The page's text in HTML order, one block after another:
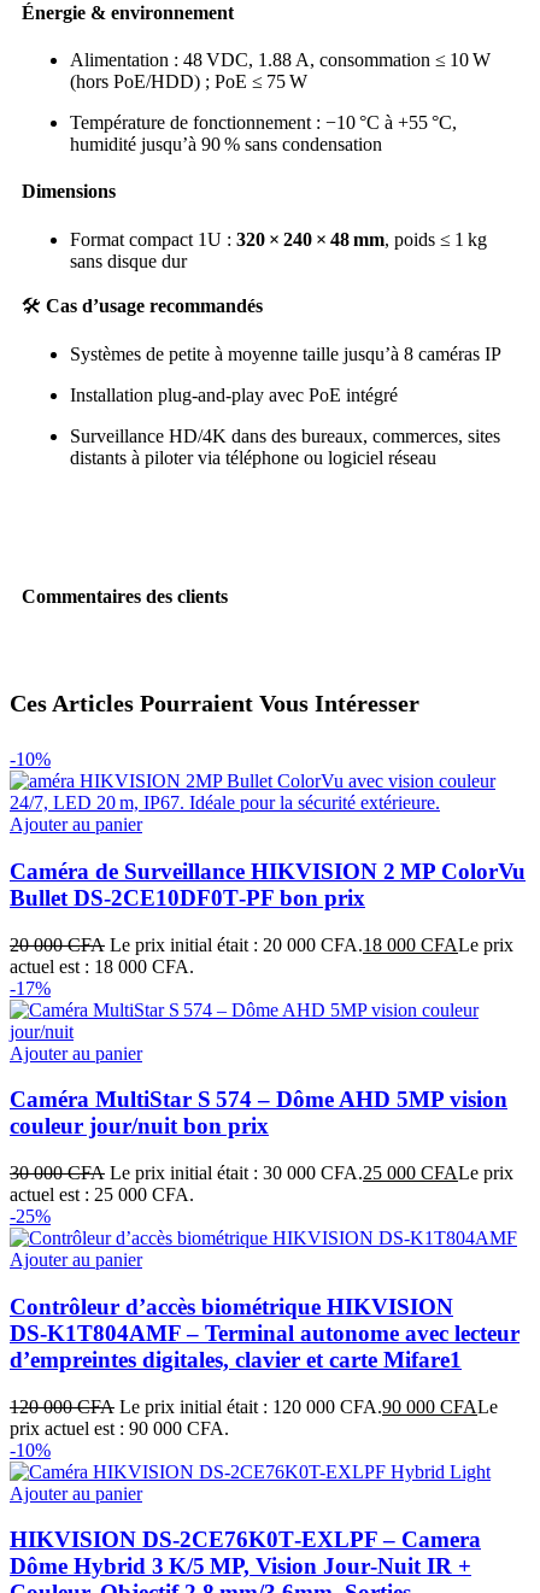
Énergie & environnement
Alimentation : 48 VDC, 1.88 A, consommation ≤ 10 W
(hors PoE/HDD) ; PoE ≤ 75 W
Température de fonctionnement : −10 °C à +55 °C,
humidité jusqu’à 90 % sans condensation
Dimensions
Format compact 1U : 320 × 240 × 48 mm, poids ≤ 1 kg
sans disque dur
🛠️ Cas d’usage recommandés
Systèmes de petite à moyenne taille jusqu’à 8 caméras IP
Installation plug‑and‑play avec PoE intégré
Surveillance HD/4K dans des bureaux, commerces, sites
distants à piloter via téléphone ou logiciel réseau
Commentaires des clients
Ces Articles Pourraient Vous Intéresser
-10%
Ajouter au panier
Caméra de Surveillance HIKVISION 2 MP ColorVu
Bullet DS‑2CE10DF0T‑PF bon prix
20 000CFA Le prix initial était : 20 000 CFA.18 000 CFALe prix
actuel est : 18 000 CFA.
-17%
Ajouter au panier
Caméra MultiStar S 574 – Dôme AHD 5MP vision
couleur jour/nuit bon prix
30 000CFA Le prix initial était : 30 000 CFA.25 000 CFALe prix
actuel est : 25 000 CFA.
-25%
Ajouter au panier
Contrôleur d’accès biométrique HIKVISION
DS‑K1T804AMF – Terminal autonome avec lecteur
d’empreintes digitales, clavier et carte Mifare1
120 000CFA Le prix initial était : 120 000 CFA.90 000 CFALe
prix actuel est : 90 000 CFA.
-10%
Ajouter au panier
HIKVISION DS-2CE76K0T‑EXLPF – Camera
Dôme Hybrid 3 K/5 MP, Vision Jour‑Nuit IR +